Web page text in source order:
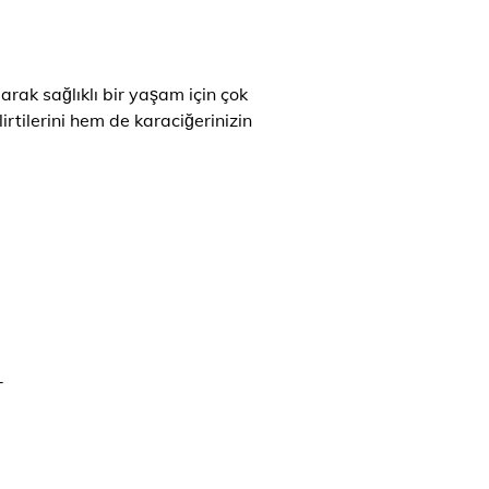
sağlıklı bir yaşam için çok
hem de karaciğerinizin